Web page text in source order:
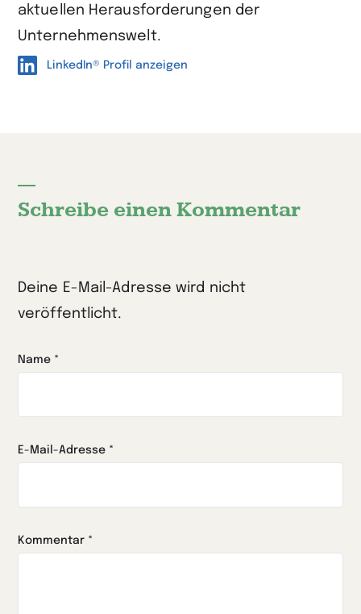
aktuellen Herausforderungen der
Unternehmenswelt.
LinkedIn® Profil anzeigen
Schreibe einen Kommentar
Deine E-Mail-Adresse wird nicht
veröffentlicht.
Name *
E-Mail-Adresse *
Kommentar *